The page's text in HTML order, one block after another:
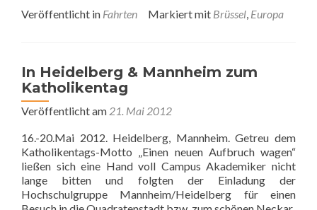
Veröffentlicht in Fahrten Markiert mit Brüssel, Europa
In Heidelberg & Mannheim zum
Katholikentag
Veröffentlicht am 21. Mai 2012
16.-20.Mai 2012. Heidelberg, Mannheim. Getreu dem
Katholikentags-Motto „Einen neuen Aufbruch wagen“
ließen sich eine Hand voll Campus Akademiker nicht
lange bitten und folgten der Einladung der
Hochschulgruppe Mannheim/Heidelberg für einen